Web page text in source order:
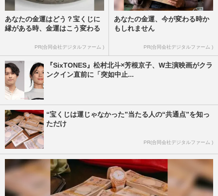
あなたの金運はどう？宝くじに
縁がある時、金運はこう変わる
PR(合同会社デジタルファーム )
あなたの金運、今が変わる時か
もしれません
PR(合同会社デジタルファーム )
『SixTONES』松村北斗×芳根京子、W主演映画がクラ
ンクイン直前に「突如中止...
“宝くじは運じゃなかった”当たる人の“共通点”を知っ
ただけ
PR(合同会社デジタルファーム )